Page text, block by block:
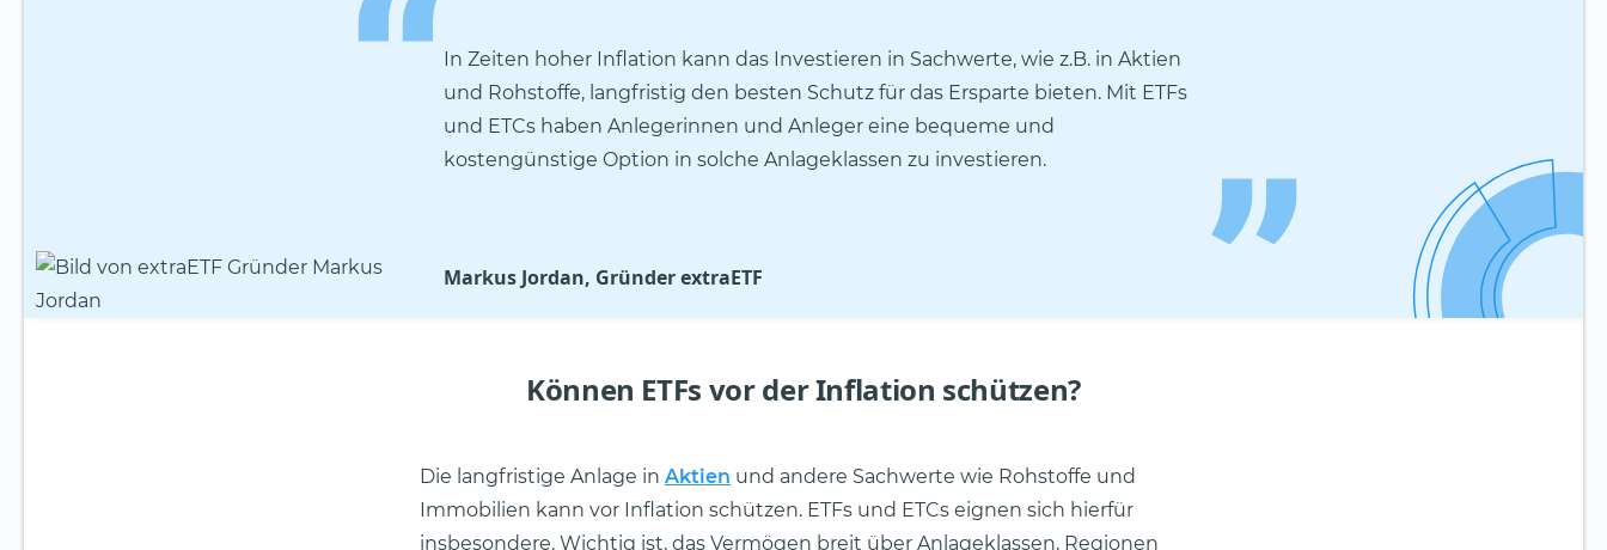
In Zeiten hoher Inflation kann das Investieren in Sachwerte, wie z.B. in Aktien
und Rohstoffe, langfristig den besten Schutz für das Ersparte bieten. Mit ETFs
und ETCs haben Anlegerinnen und Anleger eine bequeme und
kostengünstige Option in solche Anlageklassen zu investieren.
Markus Jordan, Gründer extraETF
Können ETFs vor der Inflation schützen?
Die langfristige Anlage in Aktien und andere Sachwerte wie Rohstoffe und
Immobilien kann vor Inflation schützen. ETFs und ETCs eignen sich hierfür
insbesondere. Wichtig ist, das Vermögen breit über Anlageklassen, Regionen